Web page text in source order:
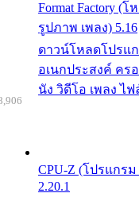
Format Factory (
รูปภาพ เพลง) 5.16
ดาวน์โหลดโปรแก
อเนกประสงค์ คร
นัง วิดีโอ เพลง ไ
CPU-Z (โปรแกร
2.20.1